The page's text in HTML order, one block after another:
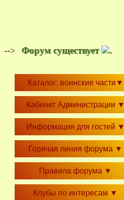
--> Форум существует .
Каталог: воинские части ▼
Кабинет Администрации ▼
Информация для гостей ▼
Горячая линия форума ▼
Правила форума ▼
Клубы по интересам ▼